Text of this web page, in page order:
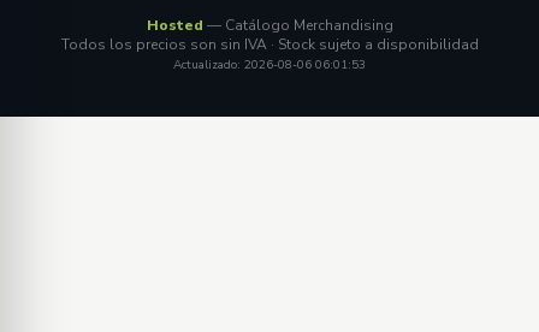
Hosted — Catálogo Merchandising
Todos los precios son sin IVA · Stock sujeto a disponibilidad
Actualizado: 2026-08-06 06:01:53